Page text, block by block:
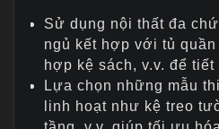
Sử dụng nội thất đa
ngủ kết hợp với tủ
hợp kệ sách, v.v. để
Lựa chọn những mẫu
linh hoạt như kệ treo